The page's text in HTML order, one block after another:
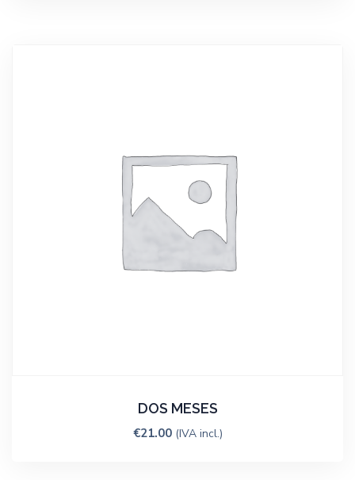
DOS MESES
€21.00 (IVA incl.)